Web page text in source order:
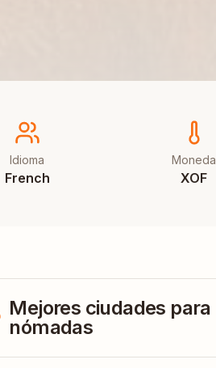
Idioma
French
Moneda
XOF
Mejores ciudades para
nómadas